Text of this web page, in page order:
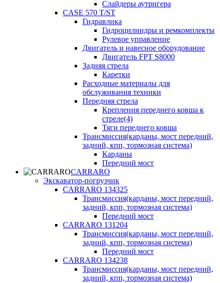
Слайдеры аутригера
CASE 570 T/ST
Гидравлика
Гидроцилиндры и ремкомплекты
Рулевое управление
Двигатель и навесное оборудование
Двигатель FPT S8000
Задняя стрела
Каретки
Расходные материалы для
обслуживания техники
Передняя стрела
Крепления переднего ковша к
стреле(4)
Тяги переднего ковша
Трансмиссия(карданы, мост передний,
задний, кпп, тормозная система)
Карданы
Передний мост
CARRARO
Экскаватор-погрузчик
CARRARO 134325
Трансмиссия(карданы, мост передний,
задний, кпп, тормозная система)
Передний мост
CARRARO 131204
Трансмиссия(карданы, мост передний,
задний, кпп, тормозная система)
Передний мост
CARRARO 134238
Трансмиссия(карданы, мост передний,
задний, кпп, тормозная система)